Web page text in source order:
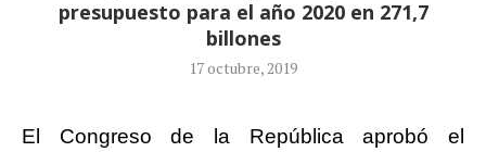
presupuesto para el año 2020 en 271,7
billones
17 octubre, 2019
El Congreso de la República aprobó el